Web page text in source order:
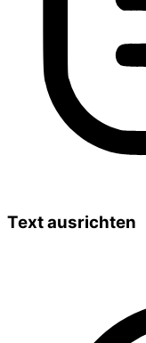
Text ausrichten